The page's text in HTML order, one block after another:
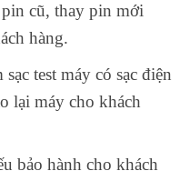
cũ, thay pin mới
hàng.
test máy có sạc điện
lại máy cho khách
bảo hành cho khách